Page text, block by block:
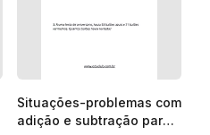
Situações-problemas com
adição e subtração para